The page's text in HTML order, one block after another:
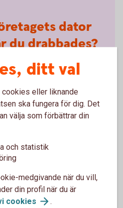
dator
du drabbades?
när du använde
Då är det inte bara du
även företaget:
ekonomiskt.
kan bli förstörd eller låst.
kan gå förlorad.
så att denne kan
som behövs.
ditt val
cookies eller liknande
ska fungera för dig. Det
välja som förbättrar din
och statistik
medgivande när du vill,
din profil när du är
cookies .